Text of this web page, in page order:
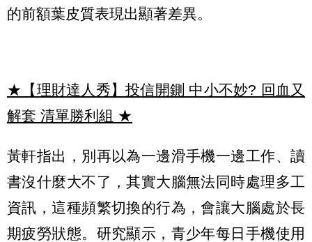
的前額葉皮質表現出顯著差異。
★【理財達人秀】投信開鍘 中小不妙? 回血又
解套 清單勝利組 ★
黃軒指出，別再以為一邊滑手機一邊工作、讀
書沒什麼大不了，其實大腦無法同時處理多工
資訊，這種頻繁切換的行為，會讓大腦處於長
期疲勞狀態。研究顯示，青少年每日手機使用